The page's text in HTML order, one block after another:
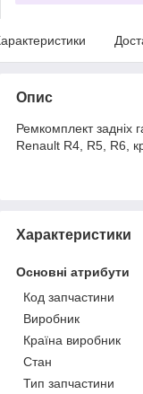
Опис
Ремкомплект задніх
Renault R4, R5, R6,
Характеристики
Основні атрибути
Код запчастини
Виробник
Країна виробник
Стан
Тип запчастини